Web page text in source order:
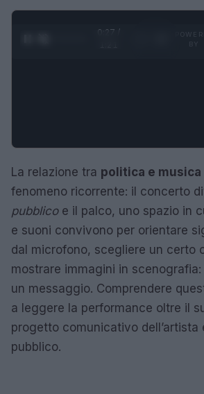
0:28 /
La relazione tra politica e musica
fenomeno ricorrente: il concerto
pubblicoe il palco, uno spazio in
e suoni convivono per orientare
dal microfono, scegliere un certo
mostrare immagini in
un messaggio. Comprendere
a leggere la performance oltre il
progetto comunicativo dell’artista
pubblico.